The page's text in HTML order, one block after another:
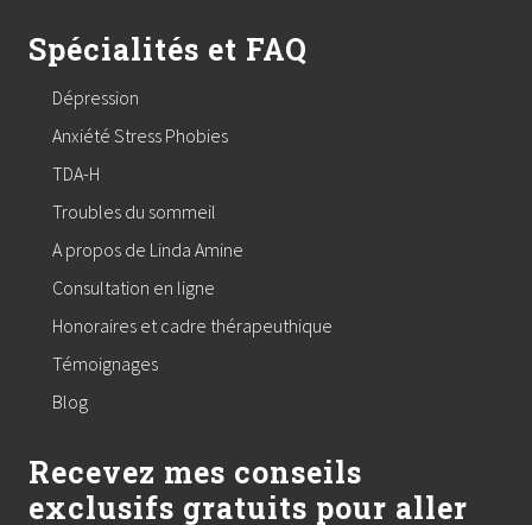
Spécialités et FAQ
Dépression
Anxiété Stress Phobies
TDA-H
Troubles du sommeil
A propos de Linda Amine
Consultation en ligne
Honoraires et cadre thérapeuthique
Témoignages
Blog
Recevez mes conseils
exclusifs gratuits pour aller